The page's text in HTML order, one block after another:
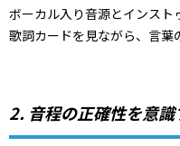
ボーカル入り音源とインスト
歌詞カードを見ながら、言葉
2. 音程の正確性を意識